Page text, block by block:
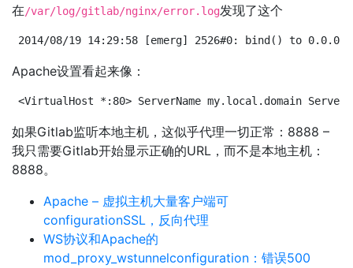
在/var/log/gitlab/nginx/error.log发现了这个
2014/08/19 14:29:58 [emerg] 2526#0: bind() to
Apache设置看起来像：
<VirtualHost *:80> ServerName my.local.domain
如果Gitlab监听本地主机，这似乎代理一切正常：8888 –
我只需要Gitlab开始显示正确的URL，而不是本地主机：
8888。
Apache – 虚拟主机大量客户端可
configurationSSL，反向代理
WS协议和Apache的
mod_proxy_wstunnelconfiguration：错误500